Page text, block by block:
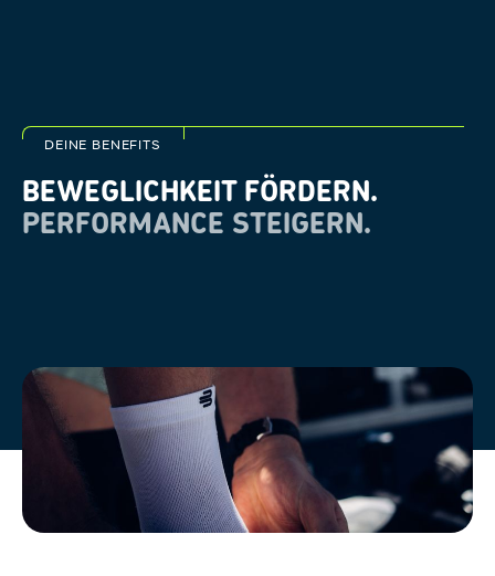
DEINE BENEFITS
BEWEGLICHKEIT FÖRDERN.
PERFORMANCE STEIGERN.